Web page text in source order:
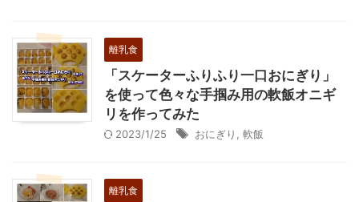
離乳食
「スケーターふりふり一口おにぎり」
を使って色々な手掴み用の軟飯オニギ
リを作ってみた
2023/1/25 おにぎり 軟飯
離乳食